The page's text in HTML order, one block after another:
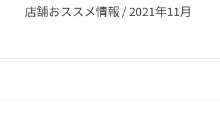
店舗おススメ情報 / 2021年11月